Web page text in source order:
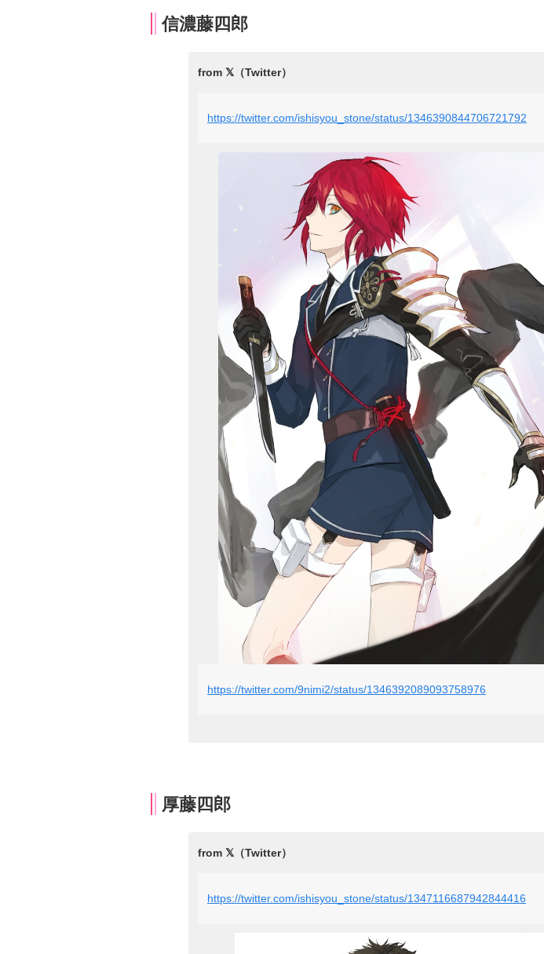
信濃藤四郎
https://twitter.com/ishisyou_stone/status/1346390844706721792
https://twitter.com/9nimi2/status/1346392089093758976
厚藤四郎
https://twitter.com/ishisyou_stone/status/1347116687942844416